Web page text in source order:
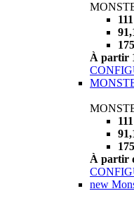
À partir
À partir
new